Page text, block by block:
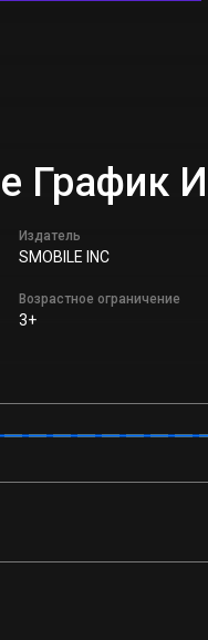
График
Издатель
SMOBILE INC
Возрастное ограничение
3+